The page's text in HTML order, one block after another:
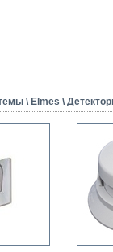
\ Elmes \